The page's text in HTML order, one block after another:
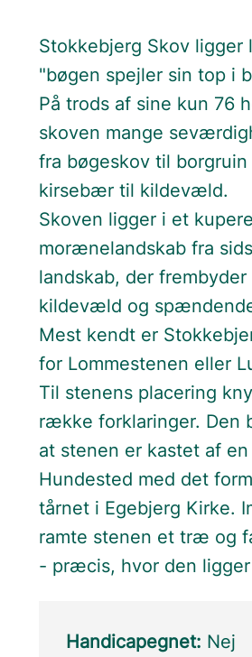
Stokkebjerg Skov ligger
"bøgen spejler sin top i
På trods af sine kun 76
skoven mange
fra bøgeskov til borgruin
kirsebær til kildevæld.
Skoven ligger i et
morænelandskab fra
landskab, der
kildevæld og
Mest kendt er
for Lommestenen eller
Til stenens placering
række forklaringer. Den
at stenen er kastet af
Hundested med det
tårnet i Egebjerg Kirke.
ramte stenen et træ og
- præcis, hvor den
Handicapegnet: Nej